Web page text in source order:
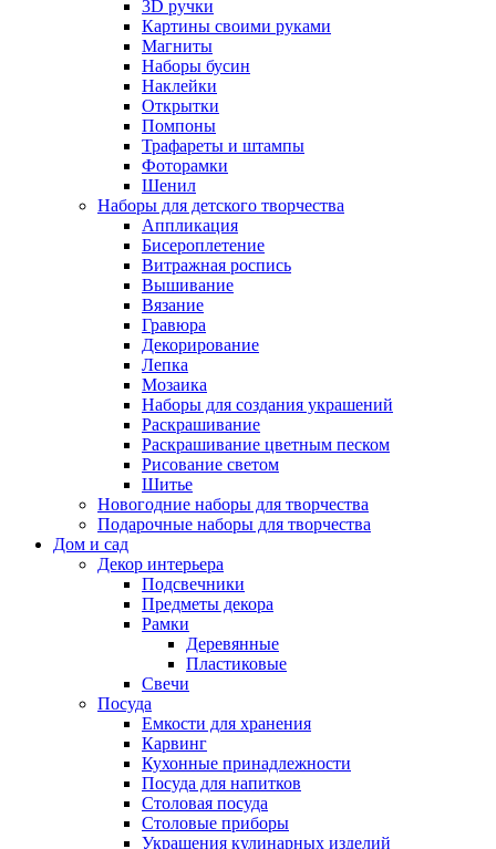
3D ручки
Картины своими руками
Магниты
Наборы бусин
Наклейки
Открытки
Помпоны
Трафареты и штампы
Фоторамки
Шенил
Наборы для детского творчества
Аппликация
Бисероплетение
Витражная роспись
Вышивание
Вязание
Гравюра
Декорирование
Лепка
Мозаика
Наборы для создания украшений
Раскрашивание
Раскрашивание цветным песком
Рисование светом
Шитье
Новогодние наборы для творчества
Подарочные наборы для творчества
Дом и сад
Декор интерьера
Подсвечники
Предметы декора
Рамки
Деревянные
Пластиковые
Свечи
Посуда
Емкости для хранения
Карвинг
Кухонные принадлежности
Посуда для напитков
Столовая посуда
Столовые приборы
Украшения кулинарных изделий